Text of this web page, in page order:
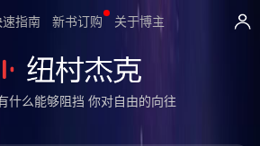
速指南 新书订购 关于博主
么能够阻挡 你对自由的向往